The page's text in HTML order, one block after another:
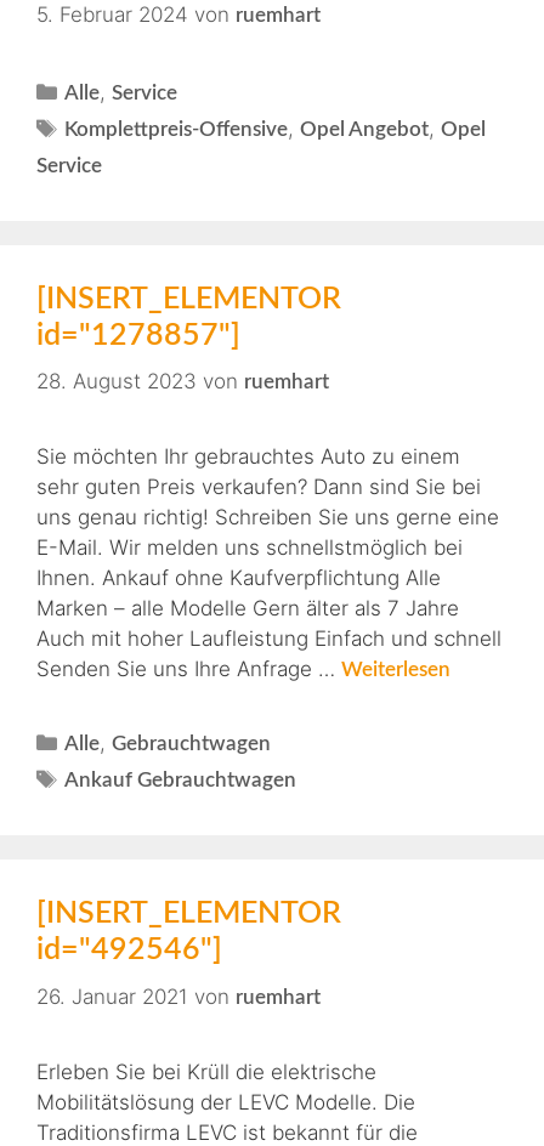
5. Februar 2024 von ruemhart
Alle,Service
Komplettpreis-Offensive,Opel Angebot,Opel
Service
[INSERT_ELEMENTOR
id="1278857"]
28. August 2023 von ruemhart
Sie möchten Ihr gebrauchtes Auto zu einem
sehr guten Preis verkaufen? Dann sind Sie bei
uns genau richtig! Schreiben Sie uns gerne eine
E-Mail. Wir melden uns schnellstmöglich bei
Ihnen. Ankauf ohne Kaufverpflichtung Alle
Marken – alle Modelle Gern älter als 7 Jahre
Auch mit hoher Laufleistung Einfach und schnell
Senden Sie uns Ihre Anfrage … Weiterlesen
Alle,Gebrauchtwagen
Ankauf Gebrauchtwagen
[INSERT_ELEMENTOR
id="492546"]
26. Januar 2021 von ruemhart
Erleben Sie bei Krüll die elektrische
Mobilitätslösung der LEVC Modelle. Die
Traditionsfirma LEVC ist bekannt für die